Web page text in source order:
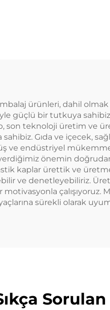
ürünleri, dahil
güçlü bir tutkuya
son teknoloji üretim ve
Gıda ve içecek,
ve endüstriyel
önemin
kaplar ürettik ve
ve denetleyebiliriz.
çalışıyoruz.
sürekli olarak